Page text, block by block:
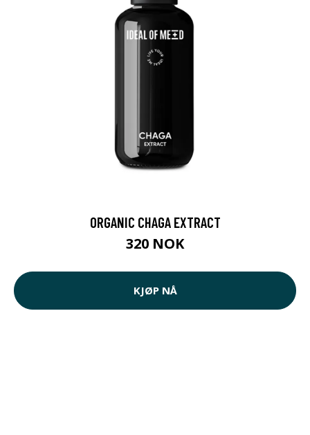
ORGANIC CHAGA EXTRACT
320 NOK
KJØP NÅ